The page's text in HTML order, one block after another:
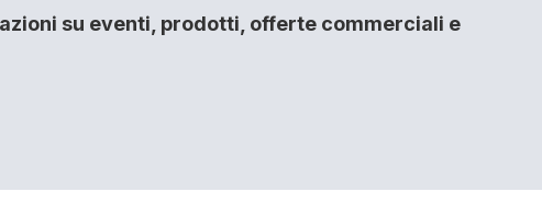
su eventi, prodotti, offerte commerciali e